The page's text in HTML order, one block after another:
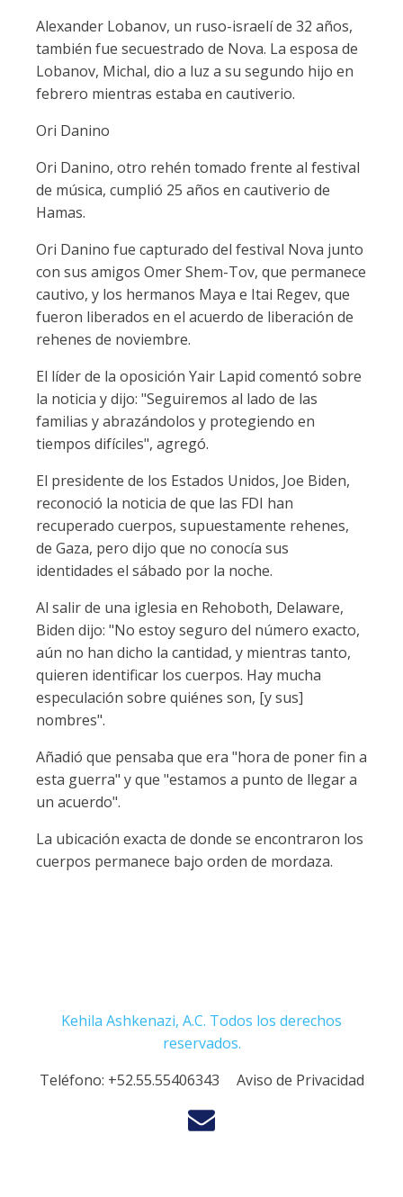
Alexander Lobanov, un ruso-israelí de 32 años,
también fue secuestrado de Nova. La esposa de
Lobanov, Michal, dio a luz a su segundo hijo en
febrero mientras estaba en cautiverio.
Ori Danino
Ori Danino, otro rehén tomado frente al festival
de música, cumplió 25 años en cautiverio de
Hamas.
Ori Danino fue capturado del festival Nova junto
con sus amigos Omer Shem-Tov, que permanece
cautivo, y los hermanos Maya e Itai Regev, que
fueron liberados en el acuerdo de liberación de
rehenes de noviembre.
El líder de la oposición Yair Lapid comentó sobre
la noticia y dijo: "Seguiremos al lado de las
familias y abrazándolos y protegiendo en
tiempos difíciles", agregó.
El presidente de los Estados Unidos, Joe Biden,
reconoció la noticia de que las FDI han
recuperado cuerpos, supuestamente rehenes,
de Gaza, pero dijo que no conocía sus
identidades el sábado por la noche.
Al salir de una iglesia en Rehoboth, Delaware,
Biden dijo: "No estoy seguro del número exacto,
aún no han dicho la cantidad, y mientras tanto,
quieren identificar los cuerpos. Hay mucha
especulación sobre quiénes son, [y sus]
nombres".
Añadió que pensaba que era "hora de poner fin a
esta guerra" y que "estamos a punto de llegar a
un acuerdo".
La ubicación exacta de donde se encontraron los
cuerpos permanece bajo orden de mordaza.
Kehila Ashkenazi, A.C. Todos los derechos
reservados.
Teléfono: +52.55.55406343 Aviso de Privacidad